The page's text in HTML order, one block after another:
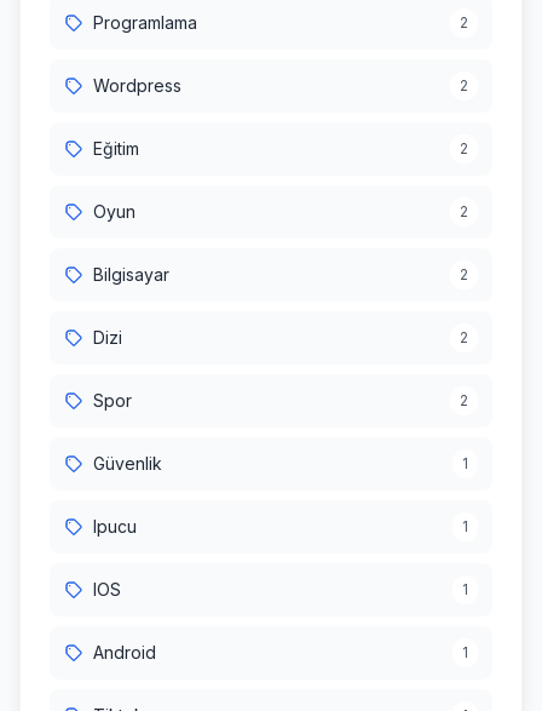
Programlama 2
Wordpress 2
Eğitim 2
Oyun 2
Bilgisayar 2
Dizi 2
Spor 2
Güvenlik 1
Ipucu 1
IOS 1
Android 1